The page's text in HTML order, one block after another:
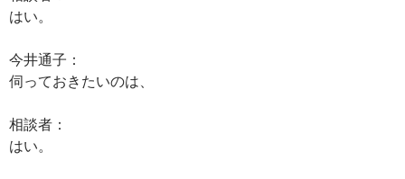
はい。
今井通子：
伺っておきたいのは、
相談者：
はい。